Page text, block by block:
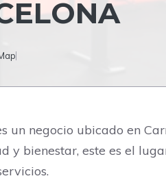
un negocio ubicado en
y bienestar, este es el